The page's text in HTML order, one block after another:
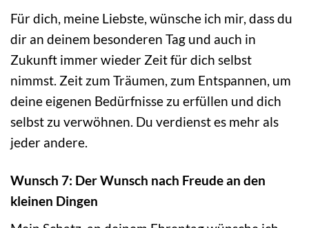
Für dich, meine Liebste, wünsche ich mir, dass du
dir an deinem besonderen Tag und auch in
Zukunft immer wieder Zeit für dich selbst
nimmst. Zeit zum Träumen, zum Entspannen, um
deine eigenen Bedürfnisse zu erfüllen und dich
selbst zu verwöhnen. Du verdienst es mehr als
jeder andere.
Wunsch 7: Der Wunsch nach Freude an den
kleinen Dingen